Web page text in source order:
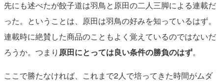
先にも述べたが餃子道は羽鳥と原田の二人三脚による連載だ
った。ということは、原田は羽鳥の好みを知っているはず。
連載時に絶賛した商品のこともよく覚えているのではないだ
ろうか。つまり 原田にとっては良い条件の勝負のはず。
ここで勝たなければ、これまで2人で培ってきた時間がムダ